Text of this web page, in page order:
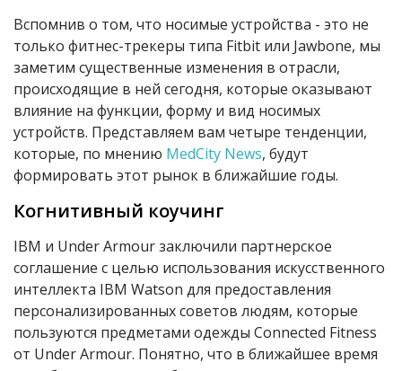
Вспомнив о том, что носимые устройства - это не
только фитнес-трекеры типа Fitbit или Jawbone, мы
заметим существенные изменения в отрасли,
происходящие в ней сегодня, которые оказывают
влияние на функции, форму и вид носимых
устройств. Представляем вам четыре тенденции,
которые, по мнению MedCity News, будут
формировать этот рынок в ближайшие годы.
Когнитивный коучинг
IBM и Under Armour заключили партнерское
соглашение с целью использования искусственного
интеллекта IBM Watson для предоставления
персонализированных советов людям, которые
пользуются предметами одежды Connected Fitness
от Under Armour. Понятно, что в ближайшее время